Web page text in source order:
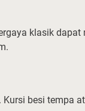
klasik dapat
besi tempa